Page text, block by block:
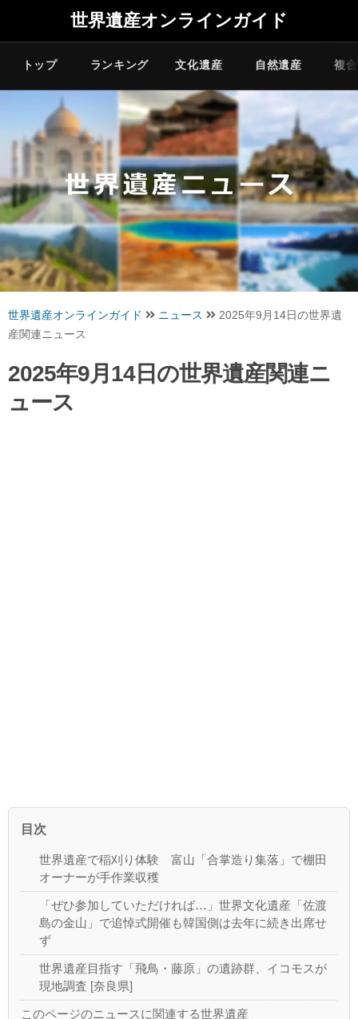
世界遺産オンラインガイド
トップ ランキング 文化遺産 自然遺産 複
世界遺産オンラインガイド ニュース
2025年9月14日の世界遺
産関連ニュース
2025年9月14日の世界遺産関連ニ
ュース
目次
世界遺産で稲刈り体験 富山「合掌造り集落」で棚田
オーナーが手作業収穫
「ぜひ参加していただければ…」世界文化遺産「佐渡
島の金山」で追悼式開催も韓国側は去年に続き出席せ
ず
世界遺産目指す「飛鳥・藤原」の遺跡群、イコモスが
現地調査 [奈良県]
このページのニュースに関連する世界遺産